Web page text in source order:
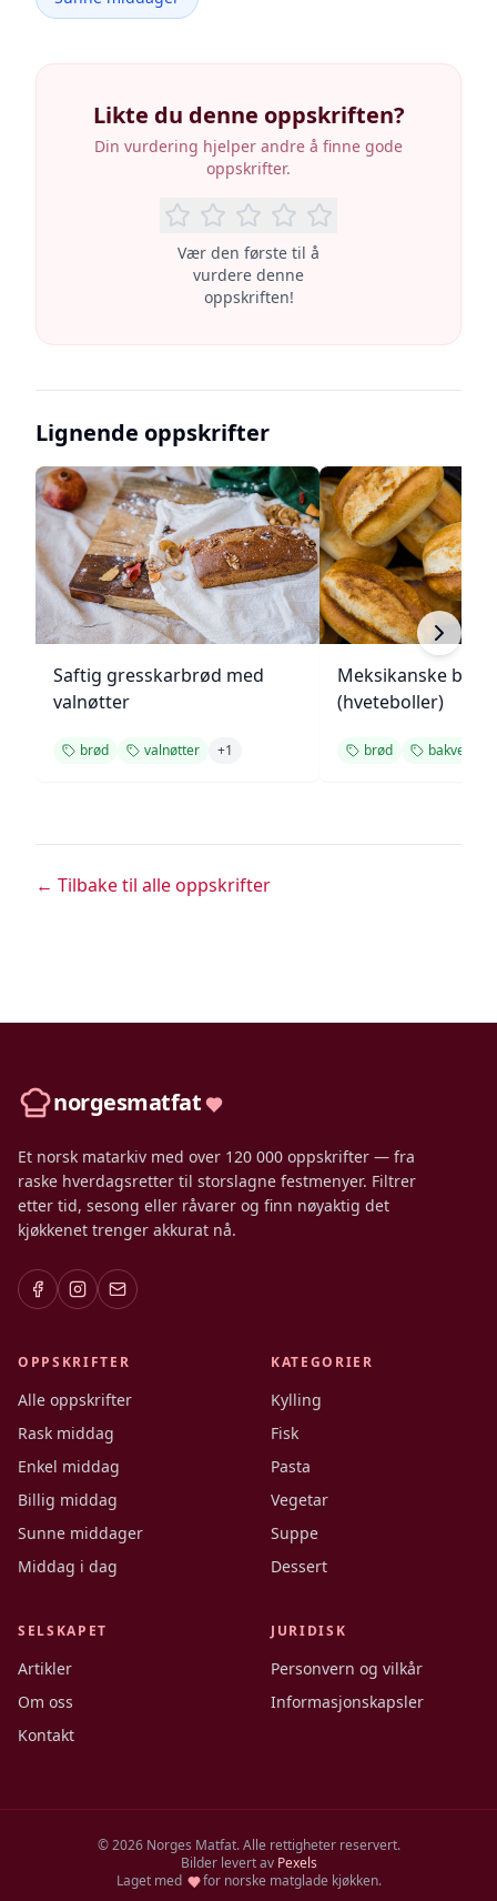
Likte du denne oppskriften?
Din vurdering hjelper andre å finne gode
oppskrifter.
Vær den første til å
vurdere denne
oppskriften!
Lignende oppskrifter
Saftig gresskarbrød med
valnøtter
brød valnøtter +1
Meksikanske
(hveteboller)
brød bakverk
← Tilbake til alle oppskrifter
norgesmatfat
Et norsk matarkiv med over 120 000 oppskrifter — fra
raske hverdagsretter til storslagne festmenyer. Filtrer
etter tid, sesong eller råvarer og finn nøyaktig det
kjøkkenet trenger akkurat nå.
OPPSKRIFTER
Alle oppskrifter
Rask middag
Enkel middag
Billig middag
Sunne middager
Middag i dag
KATEGORIER
Kylling
Fisk
Pasta
Vegetar
Suppe
Dessert
SELSKAPET
Artikler
Om oss
Kontakt
JURIDISK
Personvern og vilkår
Informasjonskapsler
©2026Norges Matfat. Alle rettigheter reservert.
Bilder levert av Pexels
Laget med
for norske matglade kjøkken.